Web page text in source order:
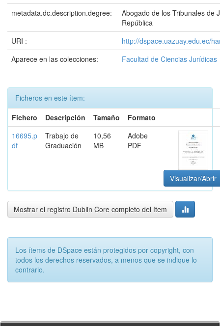
metadata.dc.description.degree:
Abogado de los Tribunales de
República
URI :
http://dspace.uazuay.edu.ec/
Aparece en las colecciones:
Facultad de Ciencias Jurídicas
Ficheros en este ítem:
Fichero
Descripción Tamaño
Formato
16695.p
df
Trabajo de
Graduación
10,56
MB
Adobe
PDF
Visualizar/Abrir
Mostrar el registro Dublin Core completo del ítem
Los ítems de DSpace están protegidos por copyright, con
todos los derechos reservados, a menos que se indique lo
contrario.